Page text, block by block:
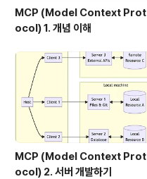
MCP (Model Context Prot
ocol) 1. 개념 이해
MCP (Model Context Prot
ocol) 2. 서버 개발하기